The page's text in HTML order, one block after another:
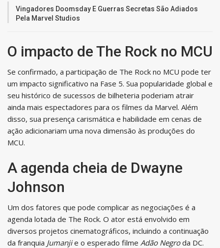
Vingadores Doomsday E Guerras Secretas São Adiados
Pela Marvel Studios
O impacto de The Rock no MCU
Se confirmado, a participação de The Rock no MCU pode ter
um impacto significativo na Fase 5. Sua popularidade global e
seu histórico de sucessos de bilheteria poderiam atrair
ainda mais espectadores para os filmes da Marvel. Além
disso, sua presença carismática e habilidade em cenas de
ação adicionariam uma nova dimensão às produções do
MCU.
A agenda cheia de Dwayne
Johnson
Um dos fatores que pode complicar as negociações é a
agenda lotada de The Rock. O ator está envolvido em
diversos projetos cinematográficos, incluindo a continuação
da franquia Jumanjie o esperado filme Adão Negroda DC.